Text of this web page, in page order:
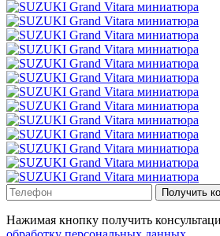
Получить
Нажимая кнопку получить